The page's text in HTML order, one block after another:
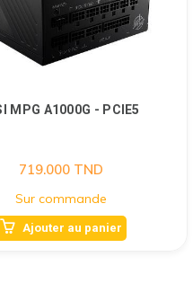
MPG A1000G - PCIE5
719.000 TND
Sur commande
Ajouter au panier